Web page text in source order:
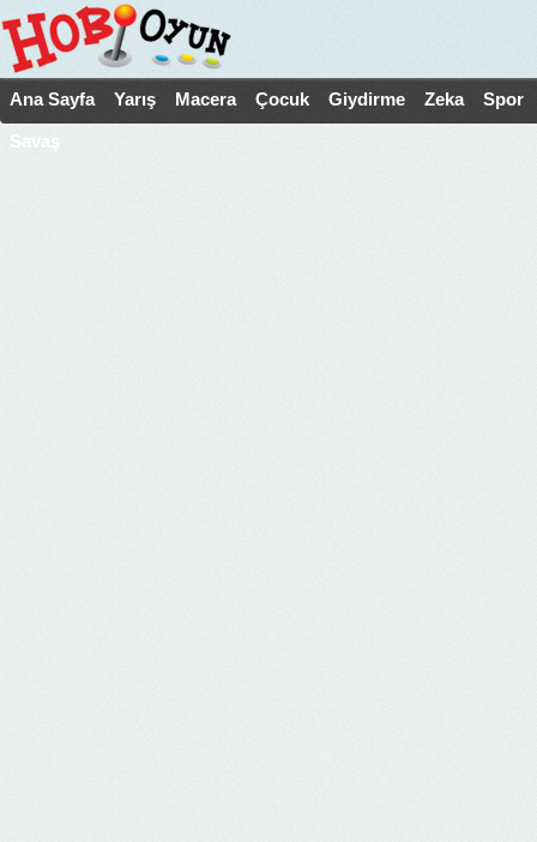
Ana Sayfa Yarış Macera Çocuk Giydirme Zeka Spor